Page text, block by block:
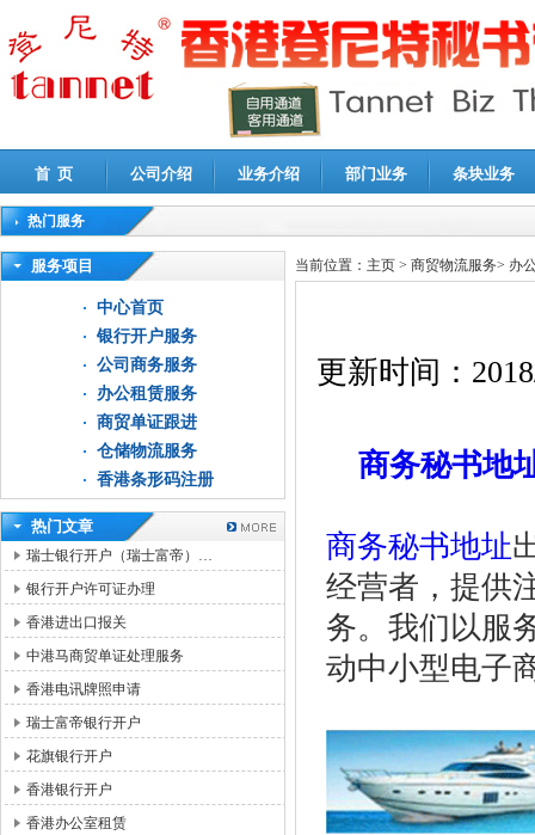
首 页 公司介绍 业务介绍 部门业务 条块业务
热门服务
高新技术企业认定审计|企业所得税汇算清缴申报鉴证
服务项目
中心首页
银行开户服务
公司商务服务
办公租赁服务
商贸单证跟进
仓储物流服务
香港条形码注册
热门文章
瑞士银行开户（瑞士富帝）…
银行开户许可证办理
香港进出口报关
中港马商贸单证处理服务
香港电讯牌照申请
瑞士富帝银行开户
花旗银行开户
香港银行开户
香港办公室租赁
当前位置： 主页 > 商贸物流服务> 办
更新时间：
商务秘书地
商务秘书地址
经营者，提供
务。我们以服
动中小型电子